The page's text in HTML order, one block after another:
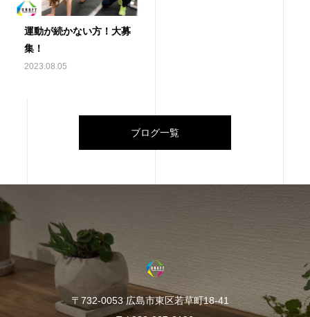
運動が続かない方！大募
集！
2023.08.05
ブログ一覧
〒732-0053 広島市東区若草町18-41